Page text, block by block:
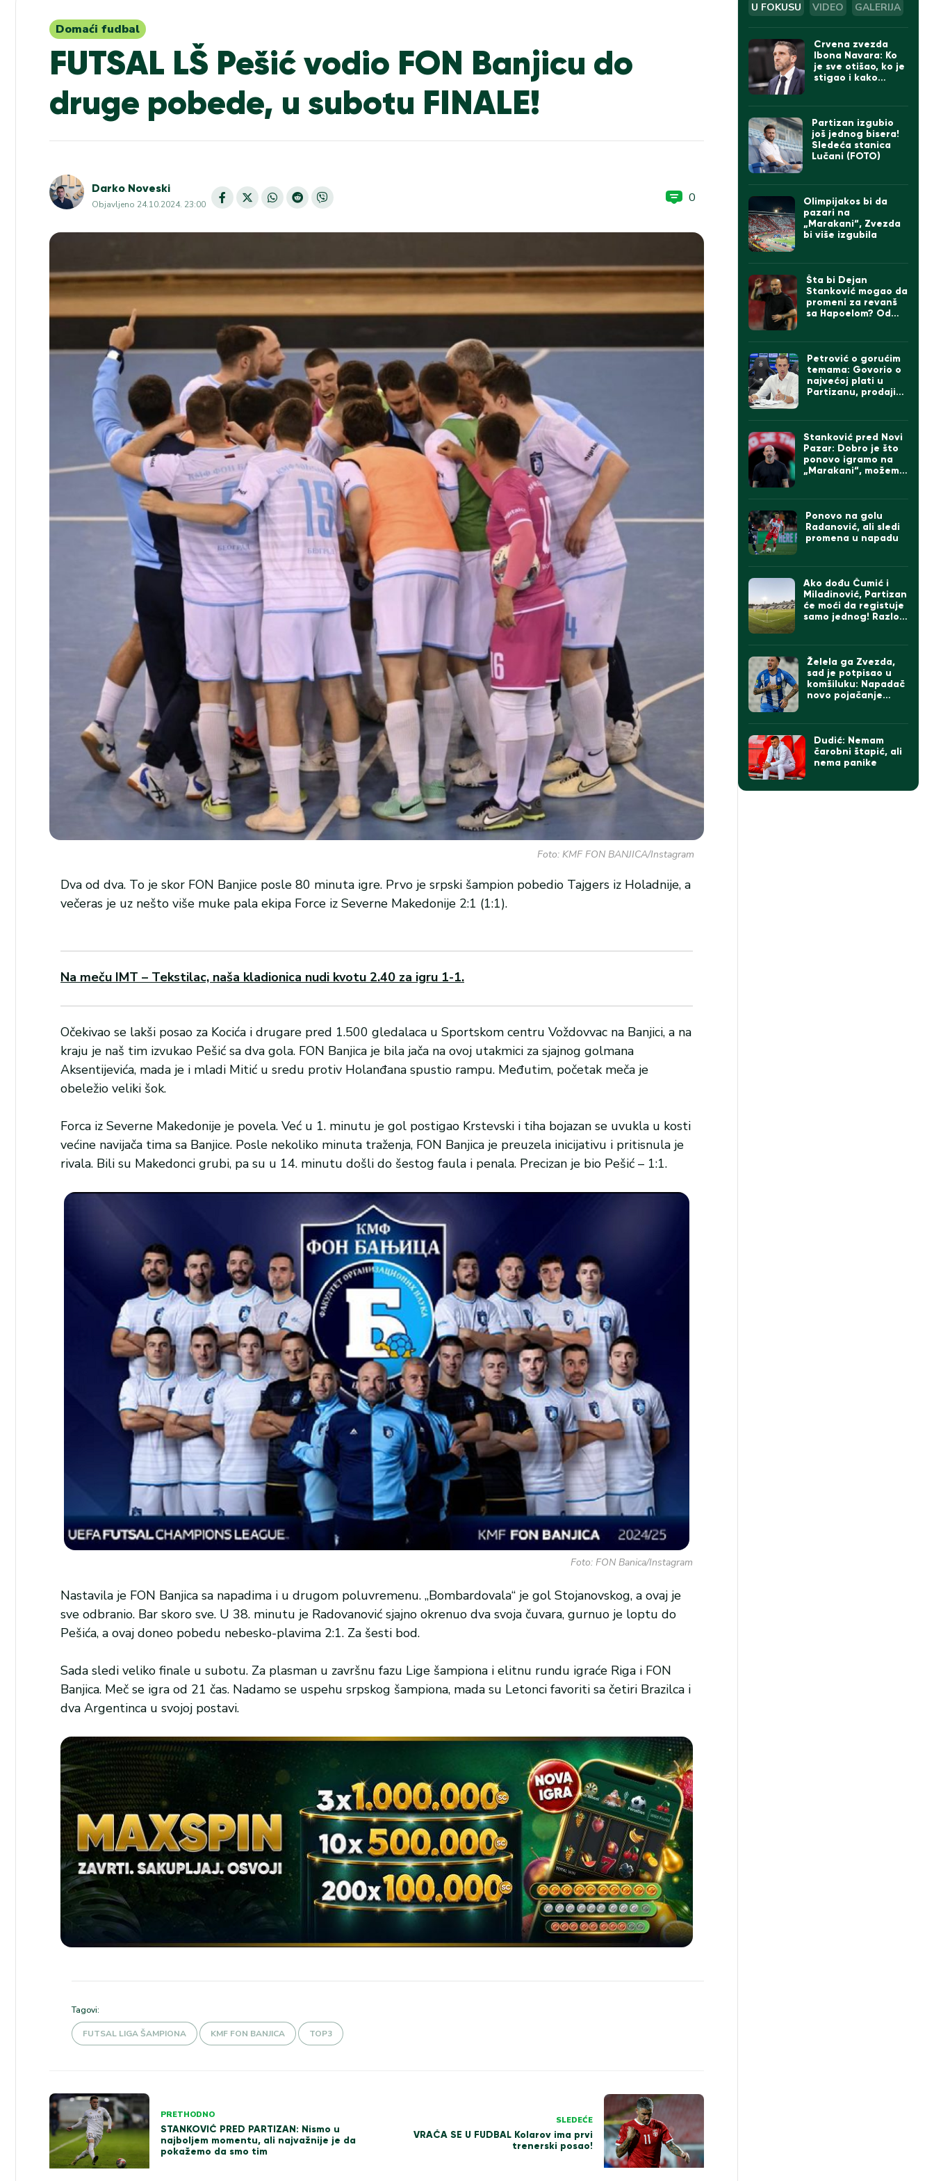
Domaći fudbal
FUTSAL LŠ Pešić vodio FON Banjicu do
druge pobede, u subotu FINALE!
Darko Noveski
Objavljeno 24.10.2024. 23:00 0
Foto: KMF FON BANJICA/Instagram
Dva od dva. To je skor FON Banjice posle 80 minuta igre. Prvo je srpski šampion pobedio Tajgers iz Holadnije, a
večeras je uz nešto više muke pala ekipa Force iz Severne Makedonije 2:1 (1:1).
Na meču IMT – Tekstilac, naša kladionica nudi kvotu 2.40 za igru 1-1.
Očekivao se lakši posao za Kocića i drugare pred 1.500 gledalaca u Sportskom centru Voždovvac na Banjici, a na
kraju je naš tim izvukao Pešić sa dva gola. FON Banjica je bila jača na ovoj utakmici za sjajnog golmana
Aksentijevića, mada je i mladi Mitić u sredu protiv Holanđana spustio rampu. Međutim, početak meča je
obeležio veliki šok.
Forca iz Severne Makedonije je povela. Već u 1. minutu je gol postigao Krstevski i tiha bojazan se uvukla u kosti
većine navijača tima sa Banjice. Posle nekoliko minuta traženja, FON Banjica je preuzela inicijativu i pritisnula je
rivala. Bili su Makedonci grubi, pa su u 14. minutu došli do šestog faula i penala. Precizan je bio Pešić – 1:1.
Foto: FON Banica/Instagram
Nastavila je FON Banjica sa napadima i u drugom poluvremenu. „Bombardovala“ je gol Stojanovskog, a ovaj je
sve odbranio. Bar skoro sve. U 38. minutu je Radovanović sjajno okrenuo dva svoja čuvara, gurnuo je loptu do
Pešića, a ovaj doneo pobedu nebesko-plavima 2:1. Za šesti bod.
Sada sledi veliko finale u subotu. Za plasman u završnu fazu Lige šampiona i elitnu rundu igraće Riga i FON
Banjica. Meč se igra od 21 čas. Nadamo se uspehu srpskog šampiona, mada su Letonci favoriti sa četiri Brazilca i
dva Argentinca u svojoj postavi.
Tagovi:
FUTSAL LIGA ŠAMPIONA KMF FON BANJICA TOP3
Kretanje
članka
PRETHODNO
STANKOVIĆ PRED PARTIZAN: Nismo u
najboljem momentu, ali najvažnije je da
pokažemo da smo tim
SLEDEĆE
VRAĆA SE U FUDBAL Kolarov ima prvi
trenerski posao!
U FOKUSU VIDEO GALERIJA
Crvena zvezda
Ibona Navara: Ko
je sve otišao, ko je
stigao i kako
Partizan izgubio
još jednog bisera!
Sledeća stanica
Lučani (FOTO)
Olimpijakos bi da
pazari na
„Marakani“, Zvezda
bi više izgubila
Šta bi Dejan
Stanković mogao da
promeni za revanš
sa Hapoelom? Od
Petrović o gorućim
temama: Govorio o
najvećoj plati u
Partizanu, prodaji
Stanković pred Novi
Pazar: Dobro je što
ponovo igramo na
„Marakani“, možemo
konkurente
Ponovo na golu
Radanović, ali sledi
promena u napadu
Ako dođu Čumić i
Miladinović, Partizan
će moći da registuje
samo jednog! Razlog
Želela ga Zvezda,
sad je potpisao u
komšiluku: Napadač
novo pojačanje
Dudić: Nemam
čarobni štapić, ali
nema panike